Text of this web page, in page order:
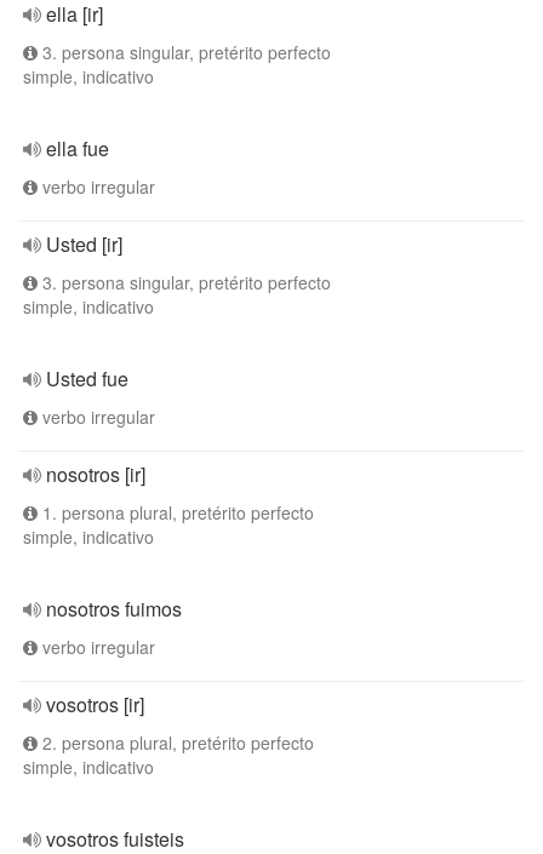
ella [ir]
3. persona singular, pretérito perfecto
simple, indicativo
ella fue
verbo irregular
Usted [ir]
3. persona singular, pretérito perfecto
simple, indicativo
Usted fue
verbo irregular
nosotros [ir]
1. persona plural, pretérito perfecto
simple, indicativo
nosotros fuimos
verbo irregular
vosotros [ir]
2. persona plural, pretérito perfecto
simple, indicativo
vosotros fuisteis